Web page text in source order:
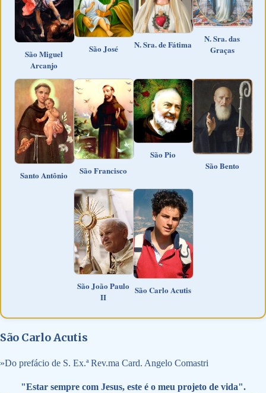
São Miguel
Arcanjo
São José N. Sra. de Fátima
N. Sra. das
Graças
Santo Antônio São Francisco
São Pio
São Bento
São João Paulo
II
São Carlo Acutis
São Carlo Acutis
»Do prefácio de S. Ex.ª Rev.ma Card. Angelo Comastri
"Estar sempre com Jesus, este é o meu projeto de vida".